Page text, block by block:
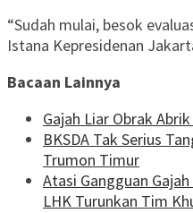
“Sudah mulai, besok
Istana Kepresidenan
Bacaan Lainnya
Gajah Liar Obrak
BKSDA Tak Serius
Trumon Timur
Atasi Gangguan
LHK Turunkan Tim